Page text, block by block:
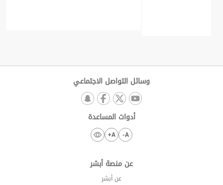
وسائل التواصل الاجتماعي
أدوات المساعدة
A-
A+
عن منصة أبشر
عن أبشر